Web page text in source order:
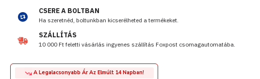
A Legalacsonyabb Ár Az Elmúlt 14 Napban!
CSERE A BOLTBAN
Ha szeretnéd, boltunkban kicserélheted a termékeket.
SZÁLLÍTÁS
10 000 Ft feletti vásárlás ingyenes szállítás Foxpost csomagautomatába.